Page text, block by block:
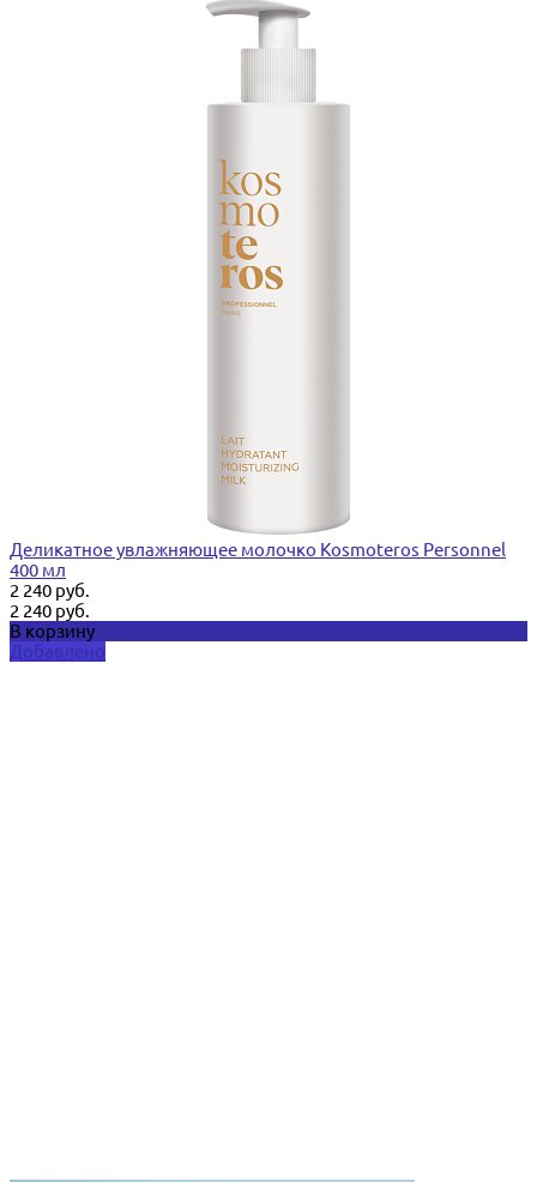
Деликатное увлажняющее молочко Kosmoteros Personnel
400 мл
2 240 руб.
2 240 руб.
В корзину
Добавлено